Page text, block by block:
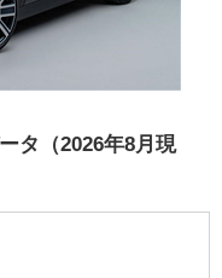
タ（2026年8月現